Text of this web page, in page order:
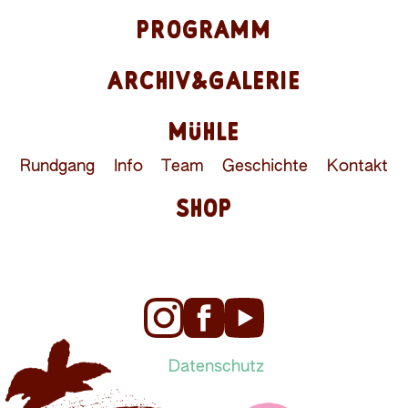
PROGRAMM
ARCHIV&GALERIE
MÜHLE
Rundgang Info Team Geschichte Kontakt
SHOP
Datenschutz